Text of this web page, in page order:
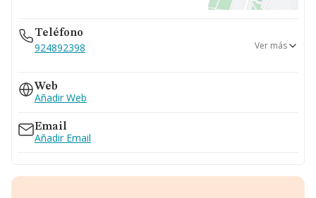
Teléfono
924892398
957584152
Ver más
Web
Añadir Web
Email
Añadir Email